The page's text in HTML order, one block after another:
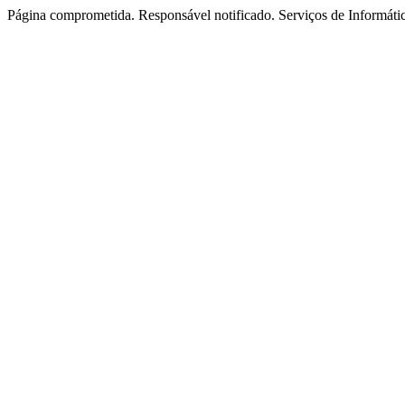
Página comprometida. Responsável notificado. Serviços de